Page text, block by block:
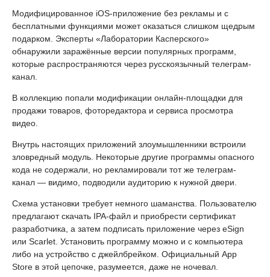
Модифицированное iOS-приложение без рекламы и с
бесплатными функциями может оказаться слишком щедрым
подарком. Эксперты «Лаборатории Касперского»
обнаружили заражённые версии популярных программ,
которые распространяются через русскоязычный телеграм-
канал.
В коллекцию попали модификации онлайн-площадки для
продажи товаров, фоторедактора и сервиса просмотра
видео.
Внутрь настоящих приложений злоумышленники встроили
зловредный модуль. Некоторые другие программы опасного
кода не содержали, но рекламировали тот же телеграм-
канал — видимо, подводили аудиторию к нужной двери.
Схема установки требует немного шаманства. Пользователю
предлагают скачать IPA-файл и приобрести сертификат
разработчика, а затем подписать приложение через eSign
или Scarlet. Установить программу можно и с компьютера
либо на устройство с джейлбрейком. Официальный App
Store в этой цепочке, разумеется, даже не ночевал.